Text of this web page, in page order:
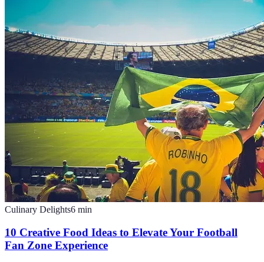
Culinary Delights6 min
10 Creative Food Ideas to Elevate Your Football
Fan Zone Experience